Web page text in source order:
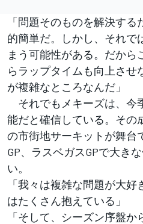
「問題そのものを解決す
的簡単だ。しかし、それで
まう可能性がある。だか
らラップタイムも向上させ
が複雑なところなんだ」
それでもメキーズは、今
能だと確信している。その
の市街地サーキットが舞台
GP、ラスベガスGPで大き
い。
「我々は複雑な問題が大
はたくさん抱えている」
「そして、シーズン序盤